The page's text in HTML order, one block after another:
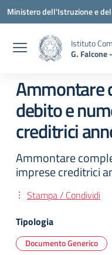
Vai ai contenuti
Vai al menu di navigazione
Vai al footer
Ministero dell'Istruzione e
Istituto
G. Falcone
Ammontare
debito e
creditrici
Ammontare
imprese creditrici
Stampa / Condividi
Tipologia
Documento Generico